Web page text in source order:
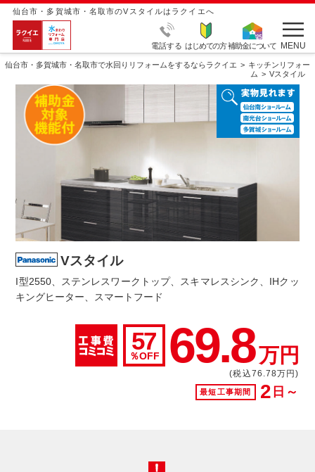
仙台市・多賀城市・名取市のVスタイルはラクイエへ
電話する はじめての方補助金について MENU
仙台市・多賀城市・名取市で水回りリフォームをするならラクイエ
キッチンリフォー
ム
Vスタイル
Vスタイル
I型2550、ステンレスワークトップ、スキマレスシンク、IHクッ
キングヒーター、スマートフード
57
％OFF 69.8万円
(税込76.78万円)
最短工事期間 2 日～